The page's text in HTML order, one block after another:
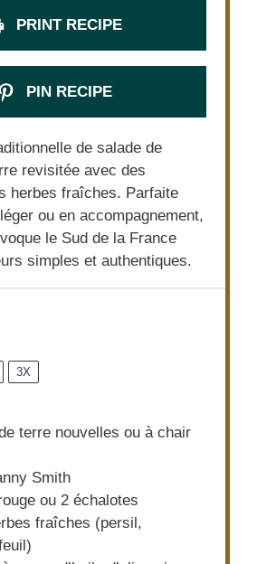
PRINT RECIPE
PIN RECIPE
de salade de
revisitée avec des
herbes fraîches. Parfaite
ou en accompagnement,
le Sud de la France
simples et authentiques.
3X
terre nouvelles ou à chair
Smith
ou 2 échalotes
fraîches (persil,